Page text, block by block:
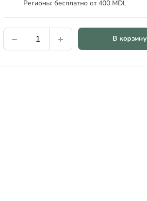
Регионы: бесплатно от 400 MDL
В корзину